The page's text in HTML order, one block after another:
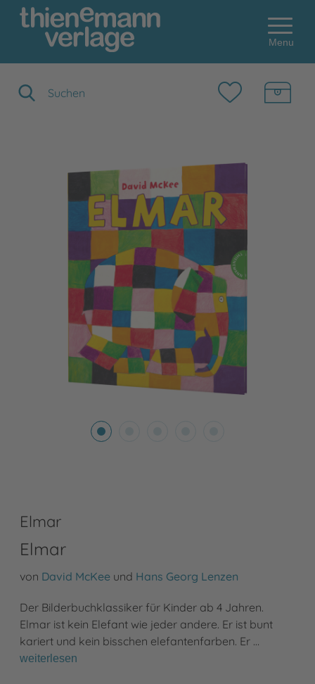
Menu
Elmar
Elmar
von David McKee und Hans Georg Lenzen
Der Bilderbuchklassiker für Kinder ab 4 Jahren.
Elmar ist kein Elefant wie jeder andere. Er ist bunt
kariert und kein bisschen elefantenfarben. Er …
weiterlesen